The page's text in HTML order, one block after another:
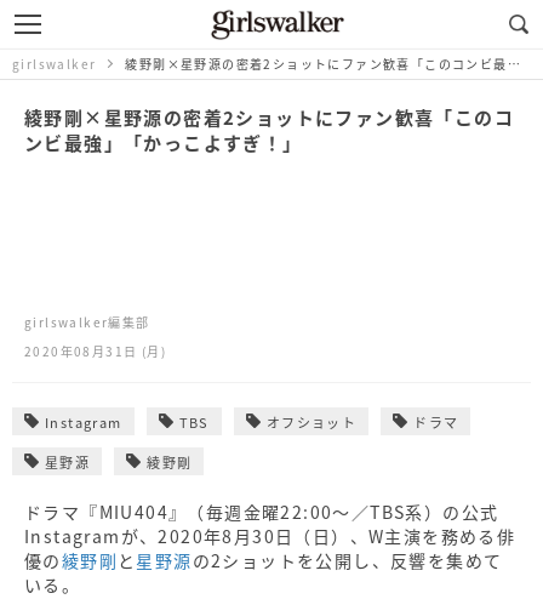
girlswalker 綾野剛×星野源の密着2ショットにファン歓喜「このコンビ最強」「かっこよすぎ！」
綾野剛×星野源の密着2ショットにファン歓喜「このコ
ンビ最強」「かっこよすぎ！」
girlswalker編集部
2020年08月31日 (月)
Instagram TBS オフショット ドラマ
星野源 綾野剛
ドラマ『MIU404』（毎週金曜22:00～／TBS系）の公式
Instagramが、2020年8月30日（日）、W主演を務める俳
優の綾野剛 と 星野源の2ショットを公開し、反響を集めて
いる。